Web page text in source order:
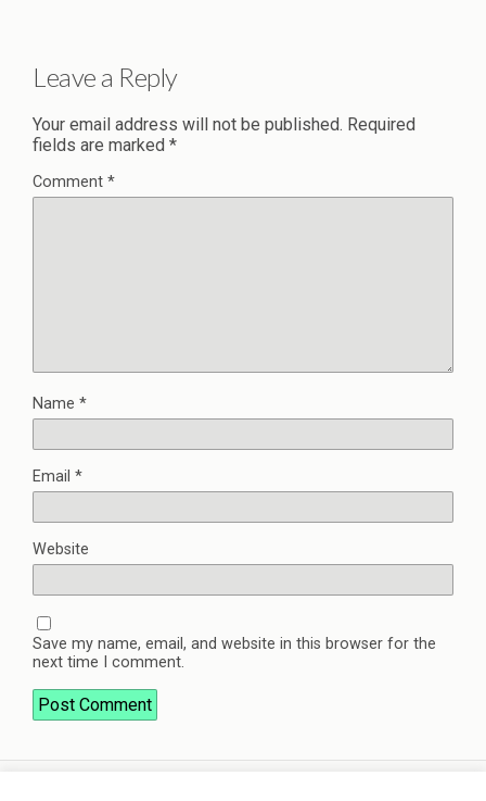
Leave a Reply
Your email address will not be published. Required
fields are marked *
Comment *
Name *
Email *
Website
Save my name, email, and website in this browser for the
next time I comment.